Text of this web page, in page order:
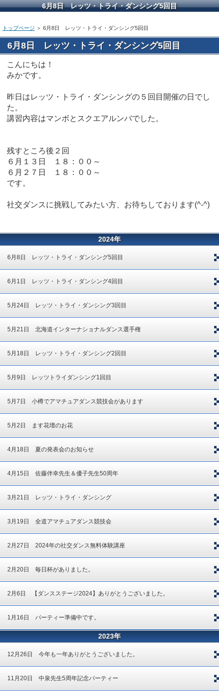
6月8日 レッツ・トライ・ダンシング5回目
トップページ ＞ 6月8日 レッツ・トライ・ダンシング5回目
6月8日 レッツ・トライ・ダンシング5回目
こんにちは！
みかです。
昨日はレッツ・トライ・ダンシングの５回目開催の日でし
た。
講習内容はマンボとスクエアルンバでした。
残すところ後２回
６月１３日 １８：００～
６月２７日 １８：００～
です。
社交ダンスに挑戦してみたい方、お待ちしております(^-^)
2024年
6月8日 レッツ・トライ・ダンシング5回目
6月1日 レッツ・トライ・ダンシング4回目
5月24日 レッツ・トライ・ダンシング3回目
5月21日 北海道インターナショナルダンス選手権
5月18日 レッツ・トライ・ダンシング2回目
5月9日 レッツトライダンシング1回目
5月7日 小樽でアマチュアダンス競技会があります
5月2日 ます花壇のお花
4月18日 夏の発表会のお知らせ
4月15日 佐藤伴幸先生＆優子先生50周年
3月21日 レッツ・トライ・ダンシング
3月19日 全道アマチュアダンス競技会
2月27日 2024年の社交ダンス無料体験講座
2月20日 毎日杯がありました。
2月6日 【ダンスステージ2024】ありがとうございました。
1月16日 パーティー準備中です。
2023年
12月26日 今年も一年ありがとうございました。
11月20日 中泉先生5周年記念パーティー